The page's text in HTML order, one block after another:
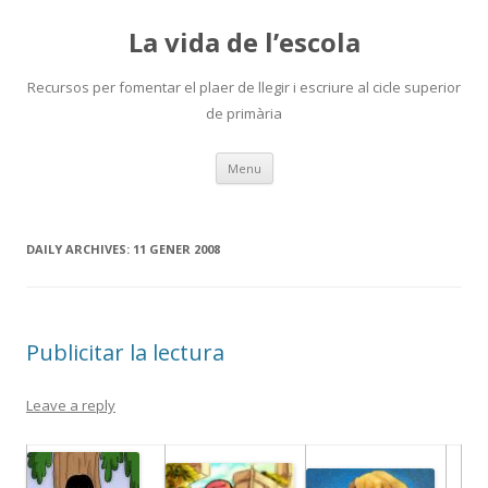
La vida de l’escola
Recursos per fomentar el plaer de llegir i escriure al cicle superior
de primària
Menu Skip
content
DAILY ARCHIVES: 11 GENER 2008
Publicitar la lectura
Leave a reply